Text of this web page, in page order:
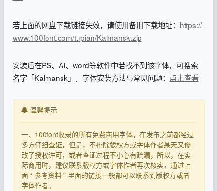
若上面的网盘下载链接失效，请使用备用下载地址： https://
www.100font.com/tupian/Kalmansk.zip
安装后在PS、AI、word等软件中若找不到该字体，可搜索
名字「Kalmansk」，字体安装方法与常见问题： 点击查看
温馨提示
一、100font收录的所有免费商用字体，在发布之前都经过
多方仔细查证，但是，不排除版权方或字体作者某天又修
改了授权许可，或者查证过程不小心有疏漏，所以，在实
际商用时，建议联系版权方或字体作者再次核实，通过上
面 “ 参考资料 ” 里面的链接一般都可以联系到版权方或者
字体作者。